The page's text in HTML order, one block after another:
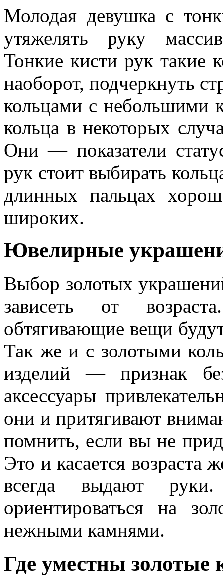
Молодая девушка с
утяжелять руку
Тонкие кисти рук такие
наоборот, подчеркнуть
кольцами с небольшими
кольца в некоторых
Они — показатели
рук стоит выбирать
длинных пальцах
широких.
Ювелирные
Выбор золотых
зависеть от
обтягивающие вещи
Так же и с золотыми
изделий — признак
аксессуары
они и притягивают
помнить, если вы не
Это и касается
всегда выдают
ориентироваться на
нежными камнями.
Где уместны золотые